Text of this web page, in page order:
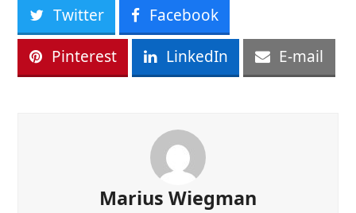
Twitter Facebook
Pinterest LinkedIn E-mail
Marius Wiegman